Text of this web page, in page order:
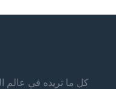
كل ما تريده في عالم